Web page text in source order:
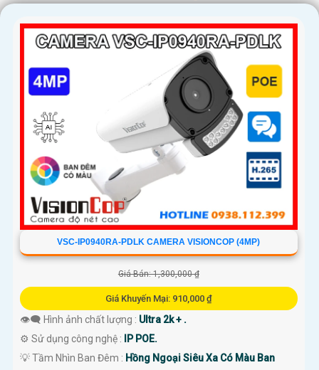
VSC-IP0940RA-PDLK CAMERA VISIONCOP (4MP)
Giá Bán: 1,300,000 ₫
Giá Khuyến Mại: 910,000 ₫
👁️‍🗨 Hình ảnh chất lượng : Ultra 2k + .
⚙ Sử dụng công nghệ : IP POE.
💡 Tầm Nhìn Ban Đêm : Hồng Ngoại Siêu Xa Có Màu Ban